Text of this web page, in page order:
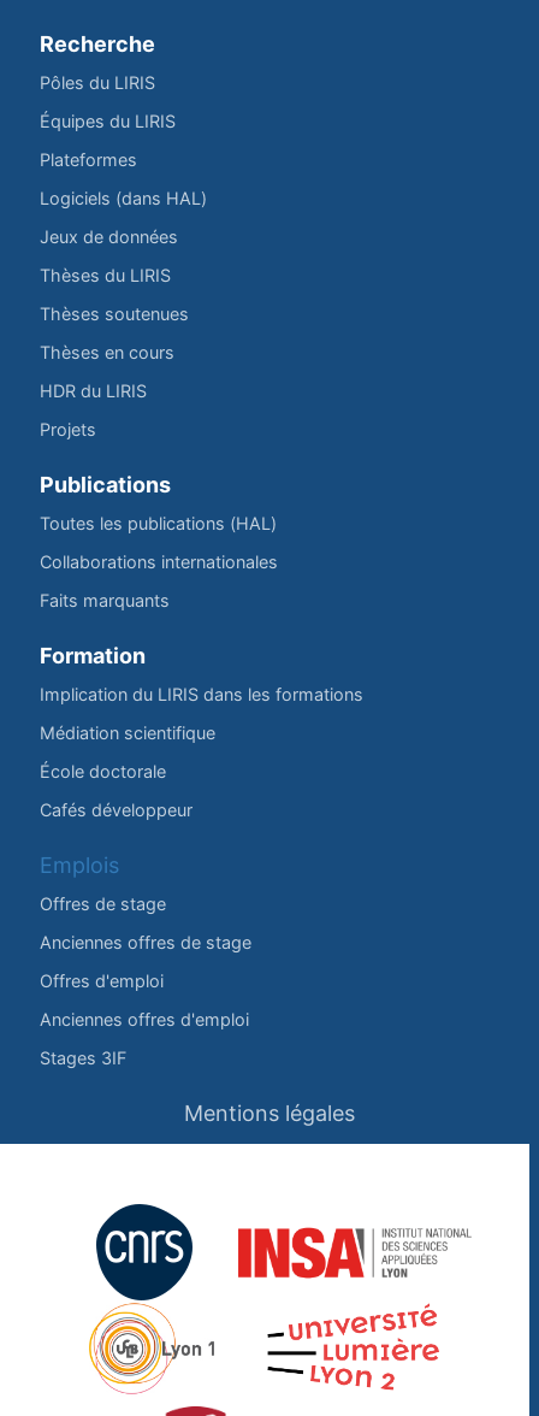
Recherche
Pôles du LIRIS
Équipes du LIRIS
Plateformes
Logiciels (dans HAL)
Jeux de données
Thèses du LIRIS
Thèses soutenues
Thèses en cours
HDR du LIRIS
Projets
Publications
Toutes les publications (HAL)
Collaborations internationales
Faits marquants
Formation
Implication du LIRIS dans les formations
Médiation scientifique
École doctorale
Cafés développeur
Emplois
Offres de stage
Anciennes offres de stage
Offres d'emploi
Anciennes offres d'emploi
Stages 3IF
Mentions légales